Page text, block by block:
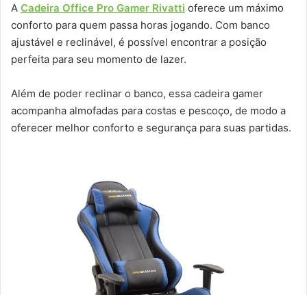
A Cadeira Office Pro Gamer Rivatti oferece um máximo
conforto para quem passa horas jogando. Com banco
ajustável e reclinável, é possível encontrar a posição
perfeita para seu momento de lazer.
Além de poder reclinar o banco, essa cadeira gamer
acompanha almofadas para costas e pescoço, de modo a
oferecer melhor conforto e segurança para suas partidas.